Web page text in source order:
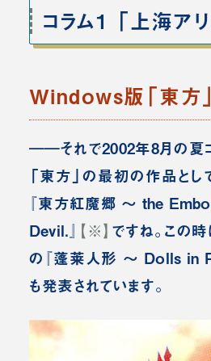
コラム1 「上海ア
Windows版「東方
――それで2002年8月の夏
「東方」の最初の作品とし
『東方紅魔郷 ～ the
Devil.』 【※】 ですね。この
の『蓬莱人形 ～ Dolls in
も発表されています。